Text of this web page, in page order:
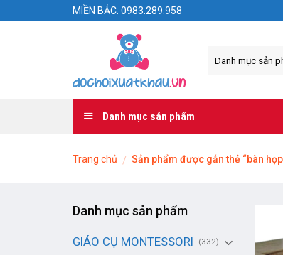
MIỀN BẮC: 0983.289.958
Danh mục sản phẩm
Trang chủ / Sản phẩm được gắn thẻ “bàn
Danh mục sản phẩm
GIÁO CỤ MONTESSORI (332)